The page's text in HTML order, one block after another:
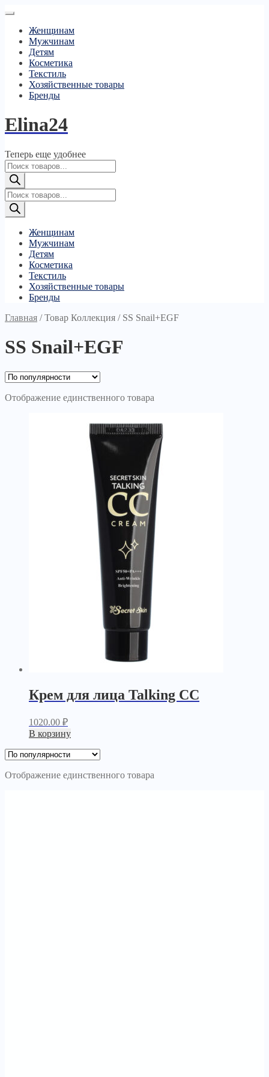
Женщинам
Мужчинам
Детям
Косметика
Текстиль
Хозяйственные товары
Бренды
Elina24
Теперь еще удобнее
Поиск
товаров
Поиск
товаров
Женщинам
Мужчинам
Детям
Косметика
Текстиль
Хозяйственные товары
Бренды
Главная /Товар Коллекция / SS Snail+EGF
SS Snail+EGF
Отображение единственного товара
Крем для лица Talking CC
1020.00 ₽
В корзину
Отображение единственного товара